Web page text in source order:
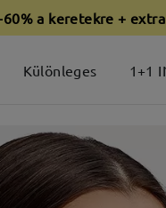
a keretekre +
Különleges 1+1